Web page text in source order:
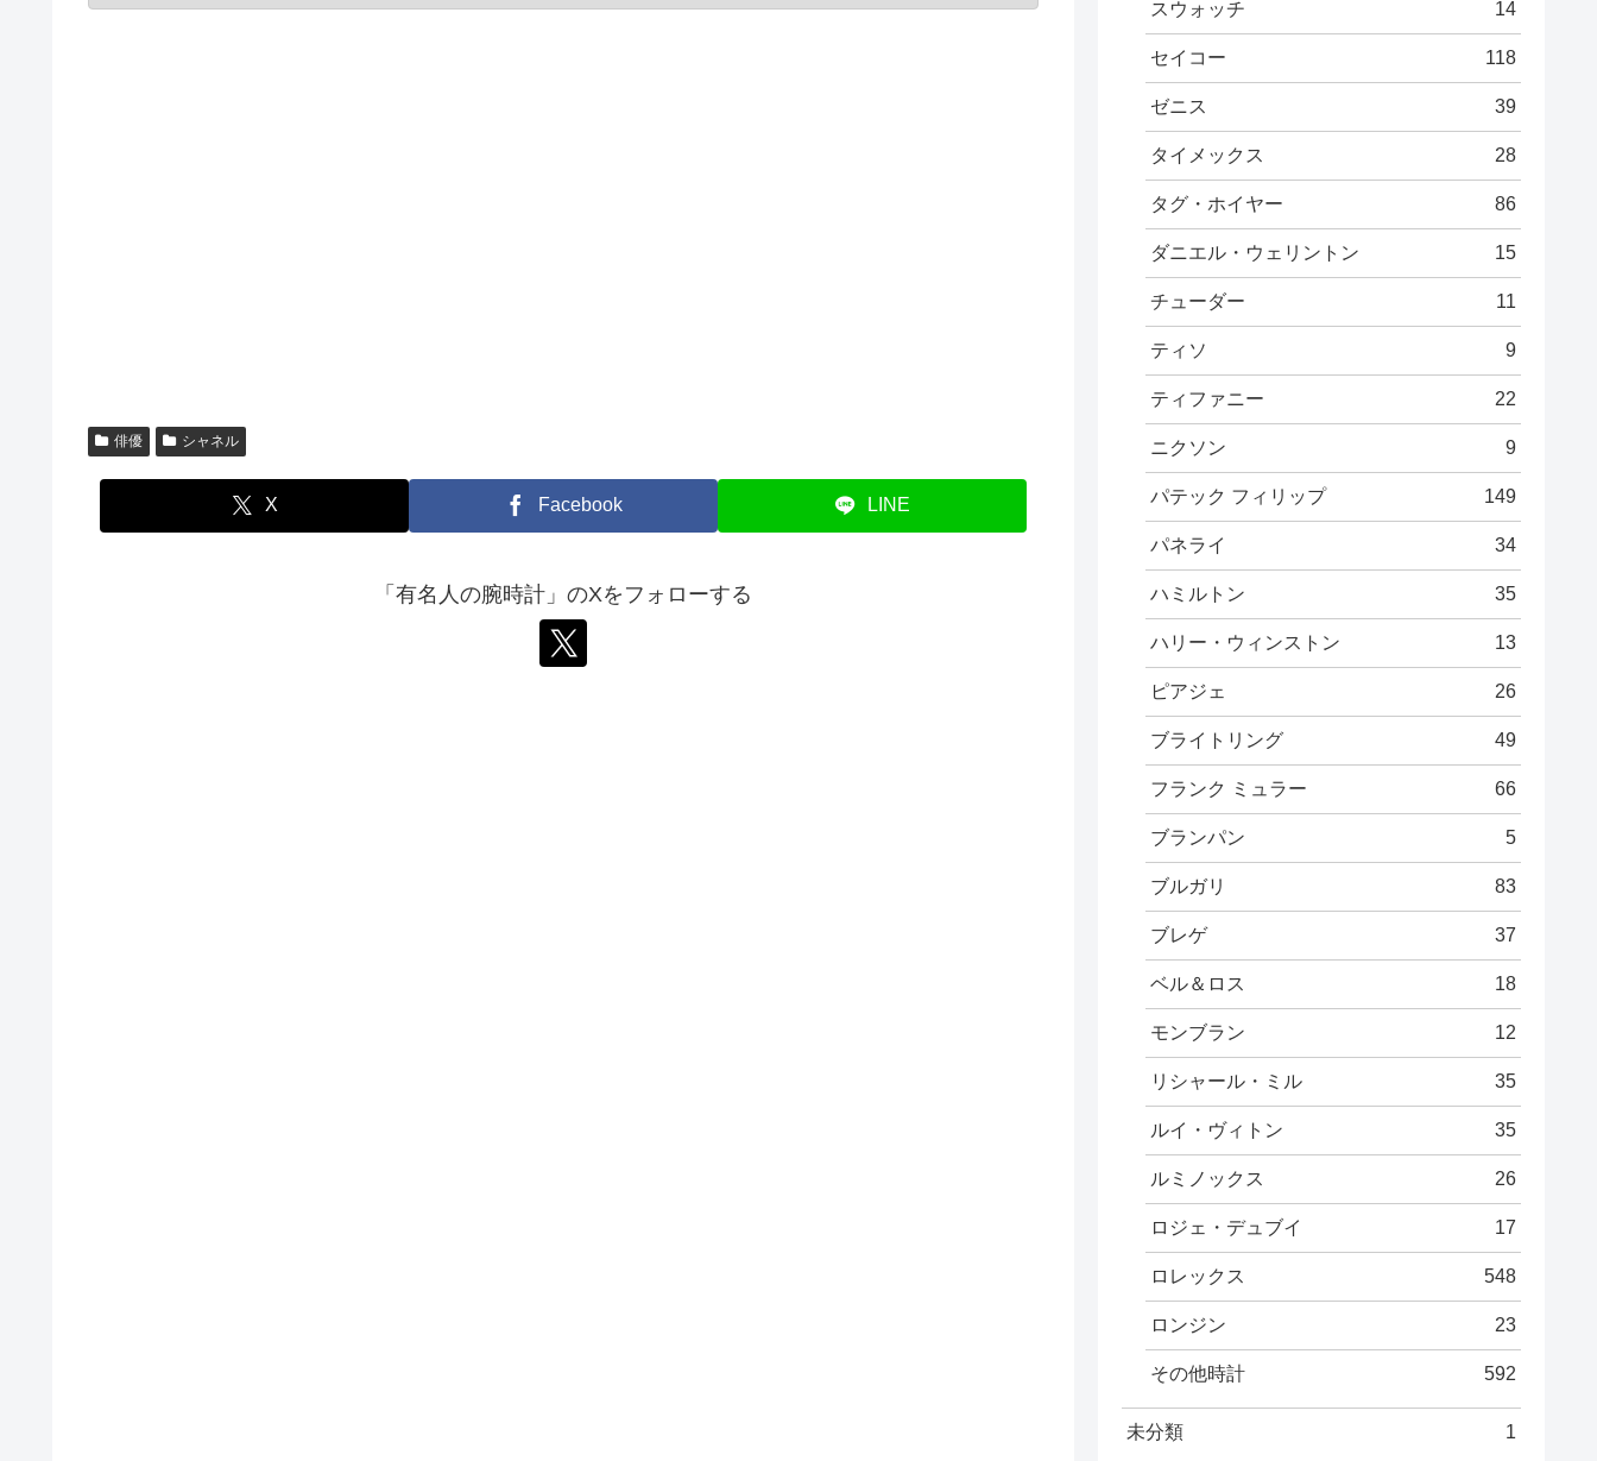
俳優 シャネル
X Facebook LINE
「有名人の腕時計」のXをフォローする
スウォッチ 14
セイコー 118
ゼニス 39
タイメックス 28
タグ・ホイヤー 86
ダニエル・ウェリントン 15
チューダー 11
ティソ 9
ティファニー 22
ニクソン 9
パテック フィリップ 149
パネライ 34
ハミルトン 35
ハリー・ウィンストン 13
ピアジェ 26
ブライトリング 49
フランク ミュラー 66
ブランパン 5
ブルガリ 83
ブレゲ 37
ベル＆ロス 18
モンブラン 12
リシャール・ミル 35
ルイ・ヴィトン 35
ルミノックス 26
ロジェ・デュブイ 17
ロレックス 548
ロンジン 23
その他時計 592
未分類 1